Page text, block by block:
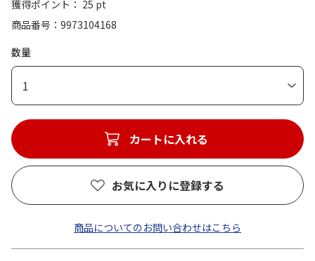
獲得ポイント： 25 pt
商品番号
9973104168
数量
1
カートに入れる
お気に入りに登録する
商品についてのお問い合わせはこちら